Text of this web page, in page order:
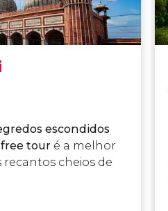
escondidos
free tour é a melhor
recantos cheios de